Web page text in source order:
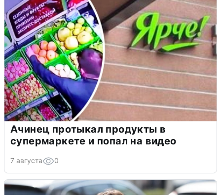
Ачинец протыкал продукты в
супермаркете и попал на видео
7 августа 0